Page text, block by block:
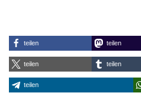
teilen teilen
teilen teilen
teilen